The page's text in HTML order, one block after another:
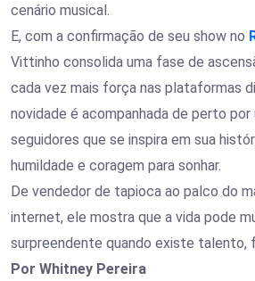
cenário musical.
E, com a confirmação de seu show no
Vittinho consolida uma fase de
cada vez mais força nas plataformas
novidade é acompanhada de perto por
seguidores que se inspira em sua
humildade e coragem para sonhar.
De vendedor de tapioca ao palco do
internet, ele mostra que a vida pode
surpreendente quando existe talento,
Por Whitney Pereira